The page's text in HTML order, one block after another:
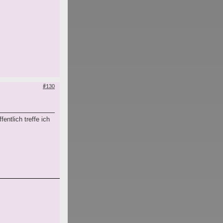
#130
treffe ich